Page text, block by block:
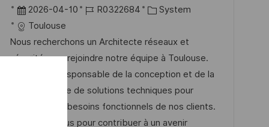
r
t
D
a
t
u
2026-04-10
J
b
-
I
D
R0322684
K
t
e
g
o
r
i
System
Toulouse
Nous recherchons un Architecte réseaux et
sécurité pour rejoindre notre équipe à Toulouse.
Vous serez responsable de la conception et de la
mise en œuvre de solutions techniques pour
répondre aux besoins fonctionnels de nos clients.
Rejoignez-nous pour contribuer à un avenir